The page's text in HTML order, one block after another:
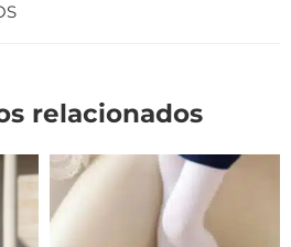
relacionados